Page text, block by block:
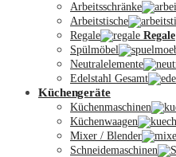
Arbeitsschränke
Arbeitstische
Regale
Regale
Spülmöbel
Neutralelemente
Edelstahl Gesamt
Küchengeräte
Küchenmaschinen
Küchenwaagen
Mixer / Blender
Schneidemaschinen